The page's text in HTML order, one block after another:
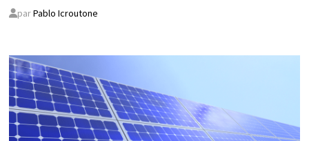
parPablo Icroutone